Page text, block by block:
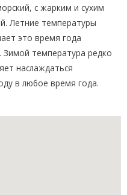
с жарким и сухим
Летние температуры
это время года
температура редко
наслаждаться
в любое время года.